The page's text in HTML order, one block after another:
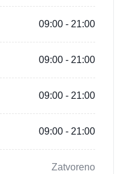
09:00 - 21:00
09:00 - 21:00
09:00 - 21:00
09:00 - 21:00
Zatvoreno